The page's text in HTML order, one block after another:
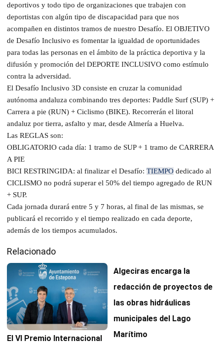
deportivos y todo tipo de organizaciones que trabajen con
deportistas con algún tipo de discapacidad para que nos
acompañen en distintos tramos de nuestro Desafío. El OBJETIVO
de Desafío Inclusivo es fomentar la igualdad de oportunidades
para todas las personas en el ámbito de la práctica deportiva y la
difusión y promoción del DEPORTE INCLUSIVO como estímulo
contra la adversidad.
El Desafío Inclusivo 3D consiste en cruzar la comunidad
autónoma andaluza combinando tres deportes: Paddle Surf (SUP) +
Carrera a pie (RUN) + Ciclismo (BIKE). Recorrerán el litoral
andaluz por tierra, asfalto y mar, desde Almería a Huelva.
Las REGLAS son:
OBLIGATORIO cada día: 1 tramo de SUP + 1 tramo de CARRERA
A PIE
BICI RESTRINGIDA: al finalizar el Desafío: TIEMPO dedicado al
CICLISMO no podrá superar el 50% del tiempo agregado de RUN
+ SUP.
Cada jornada durará entre 5 y 7 horas, al final de las mismas, se
publicará el recorrido y el tiempo realizado en cada deporte,
además de los tiempos acumulados.
Relacionado
El VI Premio Internacional
Algeciras encarga la
redacción de proyectos de
las obras hidráulicas
municipales del Lago
Marítimo